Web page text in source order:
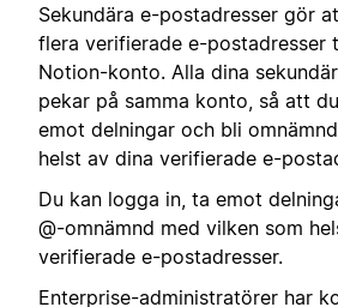
Sekundära e-postadresser gör
flera verifierade e-postadresser
Notion-konto. Alla dina
pekar på samma konto, så att
emot delningar och bli
helst av dina verifierade e-
Du kan logga in, ta emot
@-omnämnd med vilken som
verifierade e-postadresser.
Enterprise-administratörer har